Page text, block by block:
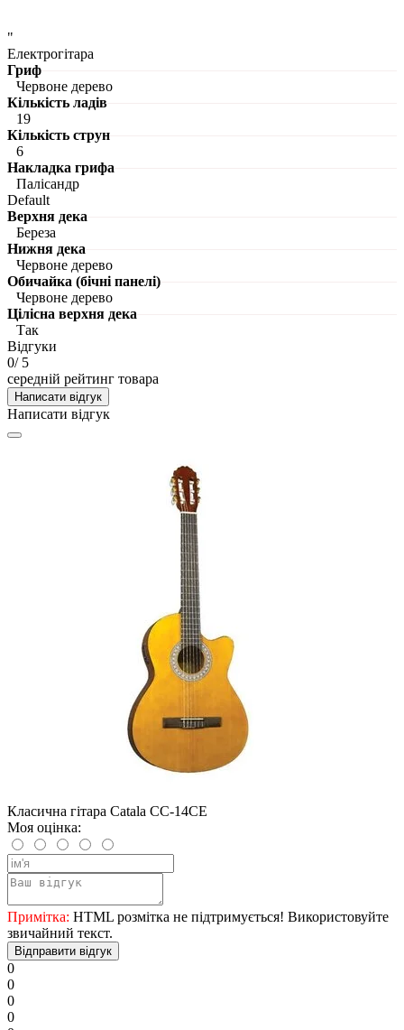
"
Електрогітара
Гриф
Червоне дерево
Кількість ладів
19
Кількість струн
6
Накладка грифа
Палісандр
Default
Верхня дека
Береза
Нижня дека
Червоне дерево
Обичайка (бічні панелі)
Червоне дерево
Цілісна верхня дека
Так
Відгуки
0/ 5
середній рейтинг товара
Написати відгук
Написати відгук
Класична гітара Catala CC-14CE
Моя оцінка:
Примітка: HTML розмітка не підтримується! Використовуйте
звичайний текст.
Відправити відгук
0
0
0
0